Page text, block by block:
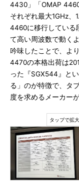
4430」「OMAP
それぞれ最大1GHz、
4460に移行している
て高い周波数で動く
吟味したことで、よ
4470の本格出荷は
った『SGX544』と
る」のが特徴で、タ
度を求めるメーカー